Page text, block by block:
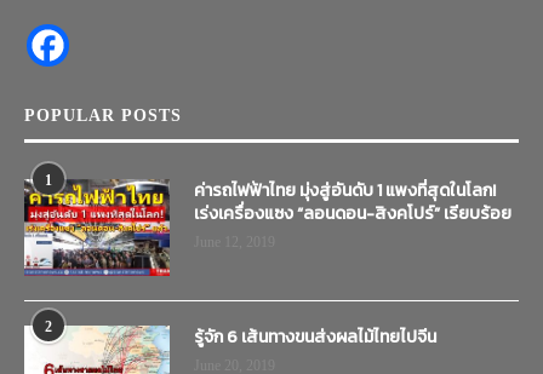
POPULAR POSTS
1
ค่ารถไฟฟ้าไทย มุ่งสู่อันดับ 1 แพงที่สุดในโลก!
เร่งเครื่องแซง “ลอนดอน-สิงคโปร์” เรียบร้อย
2 รู้จัก 6 เส้นทางขนส่งผลไม้ไทยไปจีน